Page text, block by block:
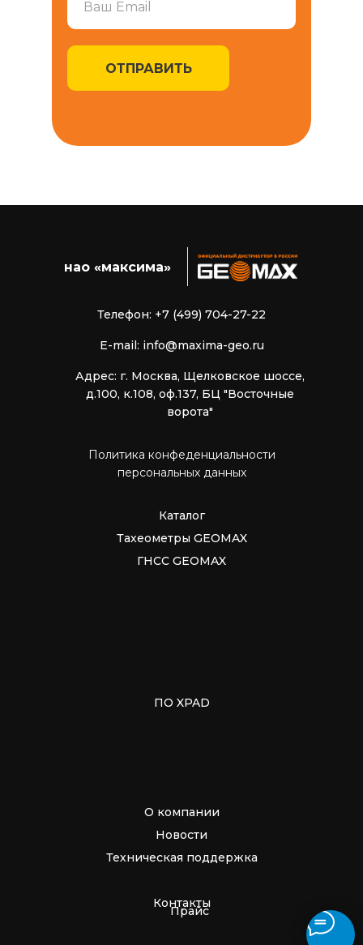
ОТПРАВИТЬ
нао «максима»
Телефон: +7 (499) 704-27-22
E-mail: info@maxima-geo.ru
Адрес: г. Москва, Щелковское шоссе,
д.100, к.108, оф.137, БЦ "Восточные
ворота"
Политика конфеденциальности
персональных данных
Каталог
О компании
Тахеометры GEOMAX
ГНСС GEOMAX
ПО XPAD
Новости
Техническая поддержка
Контакты
Прайс